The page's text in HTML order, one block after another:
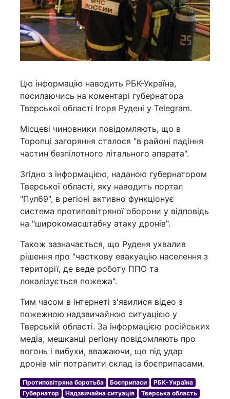
Цю інформацію наводить РБК-Україна,
посилаючись на коментарі губернатора
Тверської області Ігоря Рудені у Telegram.
Місцеві чиновники повідомляють, що в
Торопці загоряння сталося "в районі падіння
частин безпілотного літального апарата".
Згідно з інформацією, наданою губернатором
Тверської області, яку наводить портал
"Пул69", в регіоні активно функціонує
система протиповітряної оборони у відповідь
на "широкомасштабну атаку дронів".
Також зазначається, що Руденя ухвалив
рішення про "часткову евакуацію населення з
території, де веде роботу ППО та
локалізується пожежа".
Тим часом в інтернеті з'явилися відео з
пожежною надзвичайною ситуацією у
Тверській області. За інформацією російських
медіа, мешканці регіону повідомляють про
вогонь і вибухи, вважаючи, що під удар
дронів міг потрапити склад із боєприпасами.
Протиповітряна боротьба Боєприпаси
РБК-Україна
Губернатор
Надзвичайна ситуація
Тверська область